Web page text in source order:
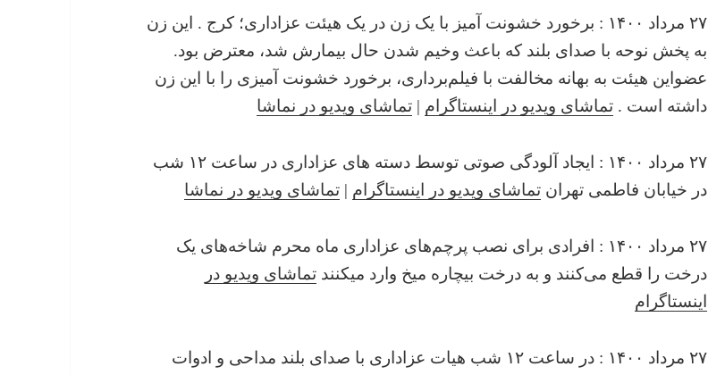
۲۷ مرداد ۱۴۰۰ : برخورد خشونت آمیز با یک زن در یک هیئت عزاداری؛ کرج . این زن
به پخش نوحه با صدای بلند که باعث وخیم شدن حال بیمارش شد، معترض بود.
عضواین هیئت به بهانه مخالفت با فیلم‌برداری، برخورد خشونت آمیزی را با این زن
داشته‌ است .تماشای ویدیو در اینستاگرام |تماشای ویدیو در نماشا
۲۷ مرداد ۱۴۰۰ : ایجاد آلودگی صوتی توسط دسته های عزاداری در ساعت ۱۲ شب
در خیابان فاطمی تهرانتماشای ویدیو در اینستاگرام |تماشای ویدیو در نماشا
۲۷ مرداد ۱۴۰۰ : افرادی برای نصب پرچم‌های عزاداری ماه محرم شاخه‌های یک
درخت را قطع می‌کنند و به درخت بیچاره میخ وارد میکنندتماشای ویدیو در
اینستاگرام
۲۷ مرداد ۱۴۰۰ : در ساعت ۱۲ شب هیات عزاداری با صدای بلند مداحی و ادوات